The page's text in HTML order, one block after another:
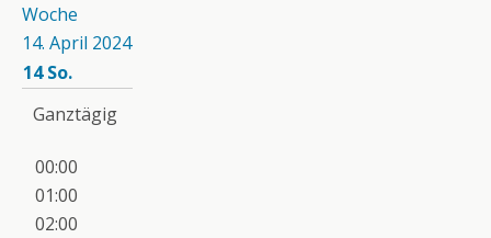
Woche
14. April 2024
14 So.
Ganztägig
00:00
01:00
02:00